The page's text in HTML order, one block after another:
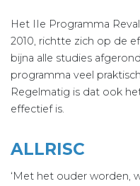
Het IIe Programma
2010, richtte zich op de
bijna alle studies
programma veel
Regelmatig is dat ook
effectief is.
ALLRISC
‘Met het ouder worden,